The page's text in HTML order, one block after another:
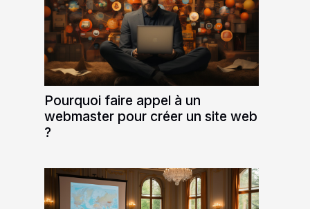
Pourquoi faire appel à un
webmaster pour créer un site web
?